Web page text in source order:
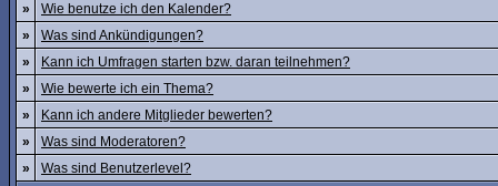
»
Wie benutze ich den Kalender?
»
Was sind Ankündigungen?
»
Kann ich Umfragen starten bzw. daran teilnehmen?
»
Wie bewerte ich ein Thema?
»
Kann ich andere Mitglieder bewerten?
»
Was sind Moderatoren?
»
Was sind Benutzerlevel?